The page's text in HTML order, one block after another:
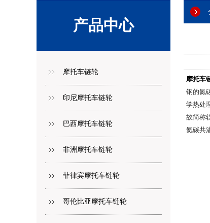
产品中心
摩托车链轮
印尼摩托车链轮
巴西摩托车链轮
非洲摩托车链轮
菲律宾摩托车链轮
哥伦比亚摩托车链轮
摩托车
钢的氮
学热处
故简称
氦碳共